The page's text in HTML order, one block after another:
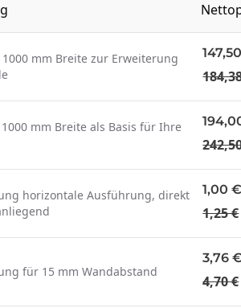
mm Breite zur Erweiterung
mm Breite als Basis für Ihre
horizontale Ausführung, direkt
1,00 €
1,25 €
für 15 mm Wandabstand
3,76
4,70 €